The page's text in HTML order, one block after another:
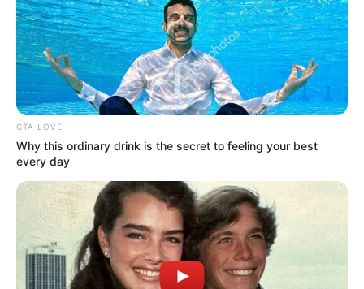
Συνέντευξη Alexander Dugin
σχολιάζοντας τον λόγο
Πούτιν: Είναι η έναρξη της
Νικηφόρας...
ΕΠΕΙΓΟΝ: Στην απόφαση
ΑΠΑΓΟΡΕΥΣΗΣ rapid test από
τον Ε.Ο.Φ αναγράφεται
καθαρά ότι...
Email address:
CTA LOVE
Why this ordinary drink is the secret to feeling your best
every day